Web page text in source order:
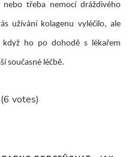
třeba nemocí dráždivého
užívání kolagenu vyléčilo, ale
když ho po dohodě s lékařem
současné léčbě.
votes)